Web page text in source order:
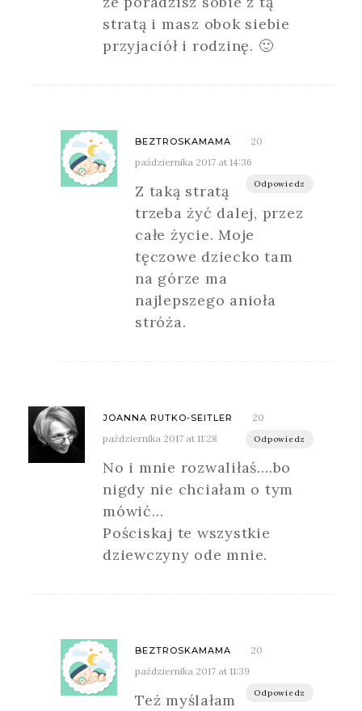
stratą i masz obok siebie
przyjaciół i rodzinę. 🙂
BEZTROSKAMAMA
20
października 2017 at 14:36
Odpowiedz
Z taką stratą
trzeba żyć dalej, przez
całe życie. Moje
tęczowe dziecko tam
na górze ma
najlepszego anioła
stróża.
JOANNA RUTKO-SEITLER
20
października 2017 at 11:28
Odpowiedz
No i mnie rozwaliłaś….bo
nigdy nie chciałam o tym
mówić…
Pościskaj te wszystkie
dziewczyny ode mnie.
BEZTROSKAMAMA
20
października 2017 at 11:39
Odpowiedz
Też myślałam